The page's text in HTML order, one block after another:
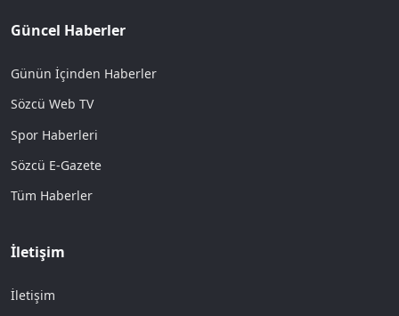
Güncel Haberler
Günün İçinden Haberler
Sözcü Web TV
Spor Haberleri
Sözcü E-Gazete
Tüm Haberler
İletişim
İletişim